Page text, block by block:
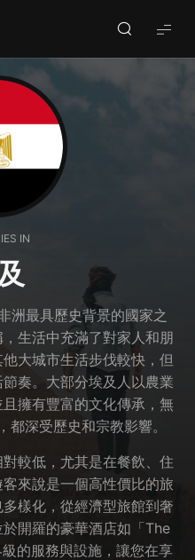
IN
洲最具歷史背景的國家之
生活中充滿了對家人和朋
大城市生活步伐較快，但
奏。大部分埃及人以農業
擁有豐富的文化傳承，無
深受歷史和宗教影響。
較低，尤其是在餐飲、住
來說是一個高性價比的旅
樣化，從經濟型旅館到奢
開羅的豪華酒店如「The
的服務與設施，讓您在享